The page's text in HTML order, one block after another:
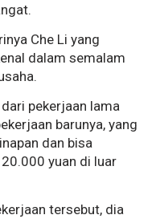
Che Li yang
dalam semalam
pekerjaan lama
barunya, yang
dan bisa
yuan di luar
tersebut, dia